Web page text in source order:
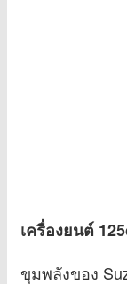
เครื่องยนต์
ขุมพลังของ